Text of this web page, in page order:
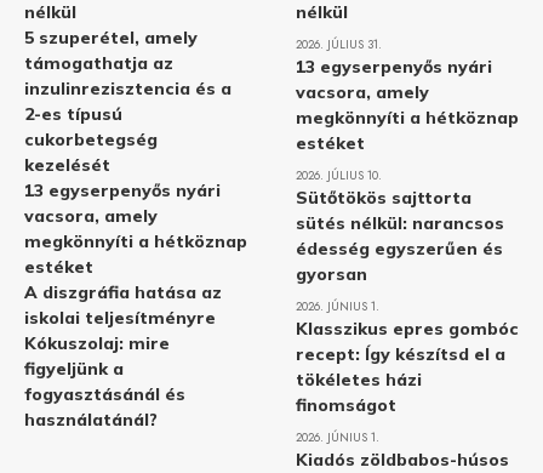
nélkül
5 szuperétel, amely
támogathatja az
inzulinrezisztencia és a
2-es típusú
cukorbetegség
kezelését
13 egyserpenyős nyári
vacsora, amely
megkönnyíti a hétköznap
estéket
A diszgráfia hatása az
iskolai teljesítményre
Kókuszolaj: mire
figyeljünk a
fogyasztásánál és
használatánál?
nélkül
2026. JÚLIUS 31.
13 egyserpenyős nyári
vacsora, amely
megkönnyíti a hétköznap
estéket
2026. JÚLIUS 10.
Sütőtökös sajttorta
sütés nélkül: narancsos
édesség egyszerűen és
gyorsan
2026. JÚNIUS 1.
Klasszikus epres gombóc
recept: Így készítsd el a
tökéletes házi
finomságot
2026. JÚNIUS 1.
Kiadós zöldbabos-húsos